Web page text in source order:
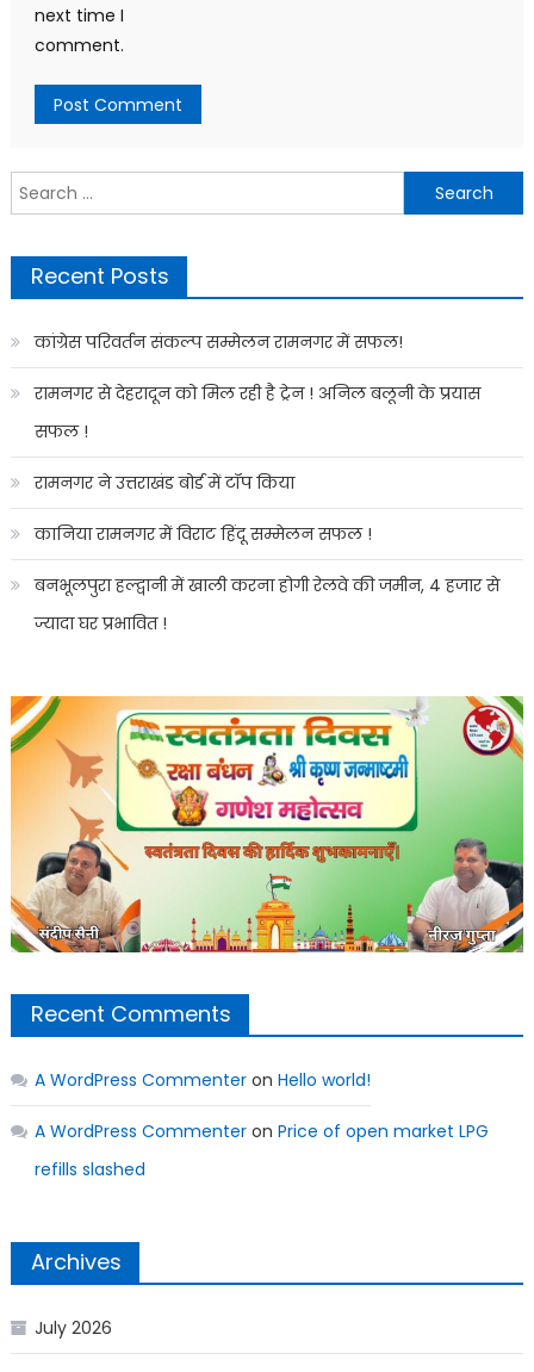
next time I
comment.
Search
for:
Recent Posts
कांग्रेस परिवर्तन संकल्प सम्मेलन रामनगर में सफल!
रामनगर से देहरादून को मिल रही है ट्रेन ! अनिल बलूनी के प्रयास
सफल !
रामनगर ने उत्तराखंड बोर्ड में टॉप किया
कानिया रामनगर में विराट हिंदू सम्मेलन सफल !
बनभूलपुरा हल्द्वानी में खाली करना होगी रेलवे की जमीन, 4 हजार से
ज्यादा घर प्रभावित !
Recent Comments
A WordPress Commenteron Hello world!
A WordPress Commenteron Price of open market LPG
refills slashed
Archives
July 2026